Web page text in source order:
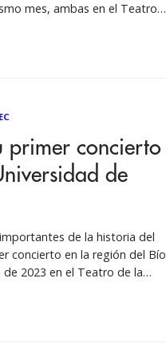
mes, ambas en el Teatro
primer concierto
de
de la historia del
concierto en la región del Bío
2023 en el Teatro de la